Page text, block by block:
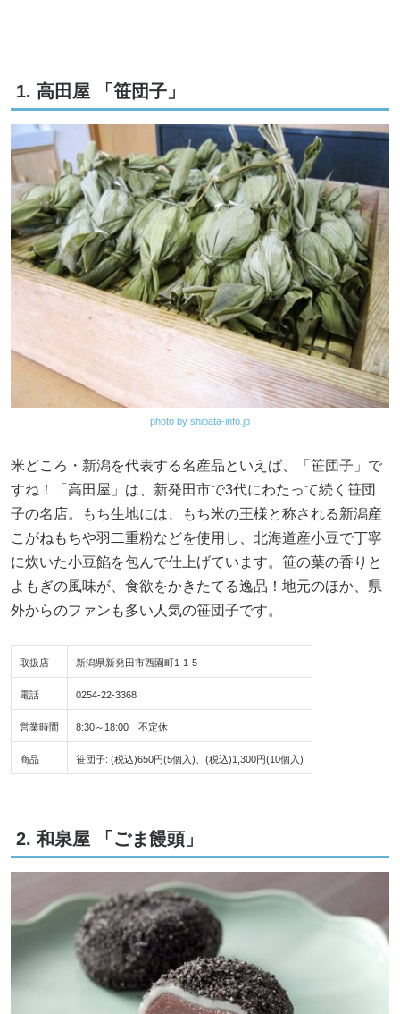
1. 高田屋 「笹団子」
photo by shibata-info.jp
米どころ・新潟を代表する名産品といえば、「笹団子」で
すね！「高田屋」は、新発田市で3代にわたって続く笹団
子の名店。もち生地には、もち米の王様と称される新潟産
こがねもちや羽二重粉などを使用し、北海道産小豆で丁寧
に炊いた小豆餡を包んで仕上げています。笹の葉の香りと
よもぎの風味が、食欲をかきたてる逸品！地元のほか、県
外からのファンも多い人気の笹団子です。
取扱店 新潟県新発田市西園町1-1-5
電話 0254-22-3368
営業時間 8:30～18:00 不定休
商品 笹団子: (税込)650円(5個入)、(税込)1,300円(10個入)
2. 和泉屋 「ごま饅頭」